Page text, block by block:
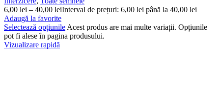
6,00 lei – 40,00 leiInterval de prețuri: 6,00 lei până la 40,00 lei
Adaugă la favorite
Selectează opțiunile Acest produs are mai multe variații. Opțiunile
pot fi alese în pagina produsului.
Vizualizare rapidă